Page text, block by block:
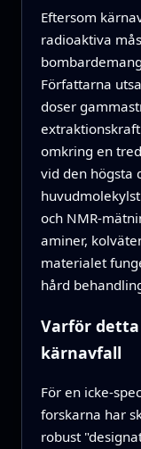
Eftersom
radioaktiva
Författarna
doser
omkring en
vid den högsta
och NMR-
aminer,
materialet
hård
Varför
kärnavfall
För en icke-
forskarna har
robust